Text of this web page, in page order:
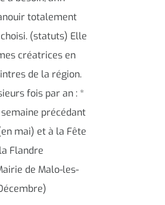
totalement
choisi. (statuts) Elle
créatrices en
de la région.
fois par an : *
précédant
mai) et à la Fête
Flandre
de Malo-les-